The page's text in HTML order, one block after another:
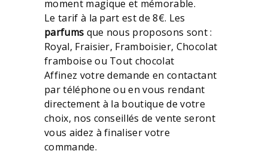
moment magique et mémorable.
Le tarif à la part est de 8€. Les
parfums que nous proposons sont :
Royal, Fraisier, Framboisier, Chocolat
framboise ou Tout chocolat
Affinez votre demande en contactant
par téléphone ou en vous rendant
directement à la boutique de votre
choix, nos conseillés de vente seront
vous aidez à finaliser votre
commande.